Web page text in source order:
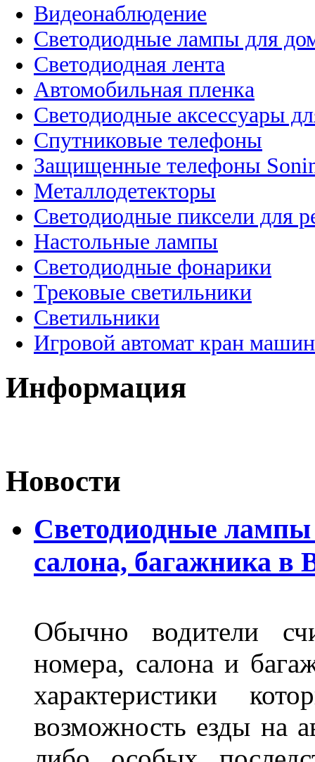
Видеонаблюдение
Светодиодные лампы для
Светодиодная лента
Автомобильная пленка
Светодиодные аксессуары
Спутниковые телефоны
Защищенные телефоны
Металлодетекторы
Светодиодные пиксели для
Настольные лампы
Светодиодные фонарики
Трековые светильники
Светильники
Игровой автомат кран
Информация
Новости
Светодиодные лампы
салона, багажника в
Обычно водители
номера, салона и
характеристики
возможность езды на